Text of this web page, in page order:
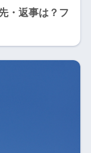
・返事は？フ